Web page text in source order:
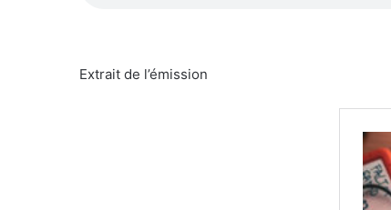
Extrait de l’émission